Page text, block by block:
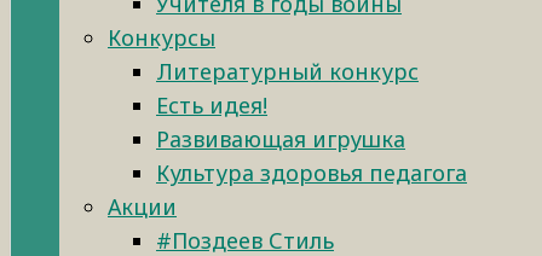
Конкурсы
Литературный конкурс
Есть идея!
Развивающая игрушка
Культура здоровья педагога
Акции
#Поздеев Стиль